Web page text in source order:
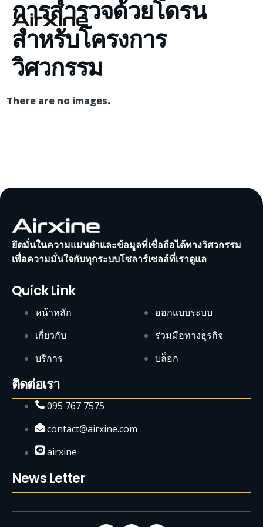
การสำรวจด้วยโดรน
สำหรับโครงการ
วิศวกรรม
There are no images.
ยึดมั่นในความแม่นยำและข้อมูลที่เชื่อถือได้ทางวิศวกรรม
เพื่อความมั่นใจกับทุกระบบโซลาร์เซลล์ที่เราดูแล
Quick Link
หน้าหลัก
เกี่ยวกับ
บริการ
ออกแบบระบบ
ร่วมมือทางธุรกิจ
บล็อก
ติดต่อเรา
095 767 7575
contact@airxine.com
airxine
News Letter